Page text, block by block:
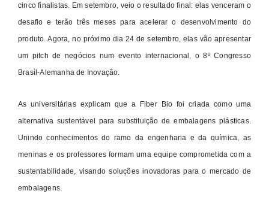
cinco finalistas. Em setembro, veio o resultado final: elas venceram o
desafio e terão três meses para acelerar o desenvolvimento do
produto. Agora, no próximo dia 24 de setembro, elas vão apresentar
um pitch de negócios num evento internacional, o 8º Congresso
Brasil-Alemanha de Inovação.
As universitárias explicam que a Fiber Bio foi criada como uma
alternativa sustentável para substituição de embalagens plásticas.
Unindo conhecimentos do ramo da engenharia e da química, as
meninas e os professores formam uma equipe comprometida com a
sustentabilidade, visando soluções inovadoras para o mercado de
embalagens.